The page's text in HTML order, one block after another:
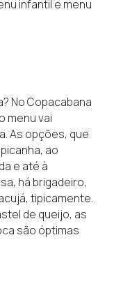
infantil e menu
No Copacabana
menu vai
As opções, que
ao
e até à
há brigadeiro,
tipicamente.
de queijo, as
são óptimas